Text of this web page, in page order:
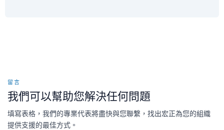
留言
我們可以幫助您解決任何問題
填寫表格，我們的專業代表將盡快與您聯繫，找出宏正為您的組織
提供支援的最佳方式。